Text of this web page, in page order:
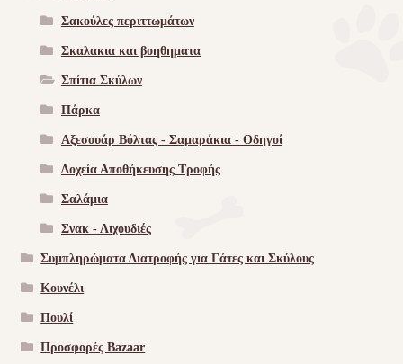
Σακούλες περιττωμάτων
Σκαλακια και βοηθηματα
Σπίτια Σκύλων
Πάρκα
Αξεσουάρ Βόλτας - Σαμαράκια - Οδηγοί
Δοχεία Αποθήκευσης Τροφής
Σαλάμια
Σνακ - Λιχουδιές
Συμπληρώματα Διατροφής για Γάτες και Σκύλους
Κουνέλι
Πουλί
Προσφορές Bazaar